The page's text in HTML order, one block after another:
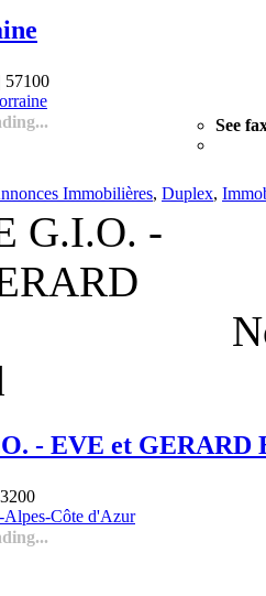
57100
See
Immobilières, Duplex,
- EVE et GERARD
Alpes-Côte d'Azur